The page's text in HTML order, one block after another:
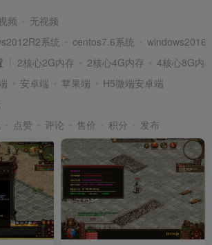
频
无视频
系统 centos7.6系统
windows2016
2核心2G内存 2核心4G内存
4核心8G内
安卓端 苹果端
H5微端安卓端
点赞 评论 售价 积分 发布